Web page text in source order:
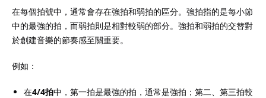
在每個拍號中，通常會存在強拍和弱拍的區分。強拍指的是每小節
中的最強的拍，而弱拍則是相對較弱的部分。強拍和弱拍的交替對
於創建音樂的節奏感至關重要。
例如：
在4/4拍中，第一拍是最強的拍，通常是強拍；第二、第三拍較